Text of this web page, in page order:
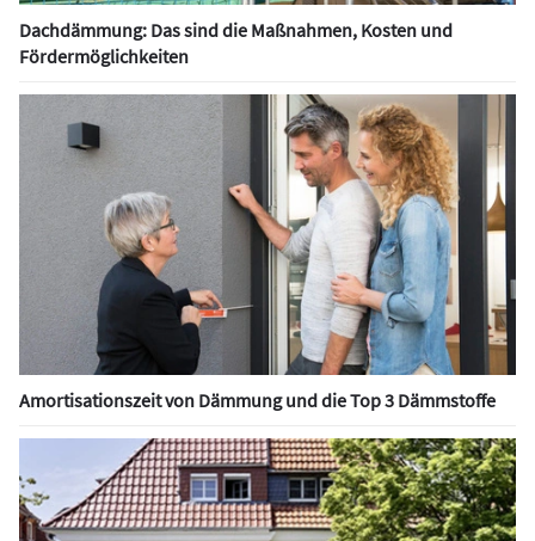
Dachdämmung: Das sind die Maßnahmen, Kosten und
Fördermöglichkeiten
Amortisationszeit von Dämmung und die Top 3 Dämmstoffe